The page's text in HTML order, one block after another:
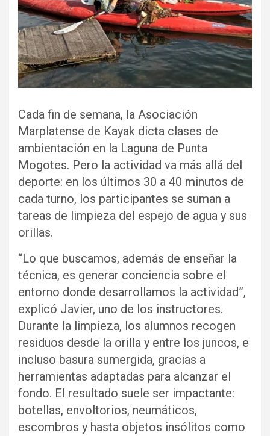
Cada fin de semana, la Asociación
Marplatense de Kayak dicta clases de
ambientación en la Laguna de Punta
Mogotes. Pero la actividad va más allá del
deporte: en los últimos 30 a 40 minutos de
cada turno, los participantes se suman a
tareas de limpieza del espejo de agua y sus
orillas.
“Lo que buscamos, además de enseñar la
técnica, es generar conciencia sobre el
entorno donde desarrollamos la actividad”,
explicó Javier, uno de los instructores.
Durante la limpieza, los alumnos recogen
residuos desde la orilla y entre los juncos, e
incluso basura sumergida, gracias a
herramientas adaptadas para alcanzar el
fondo. El resultado suele ser impactante:
botellas, envoltorios, neumáticos,
escombros y hasta objetos insólitos como